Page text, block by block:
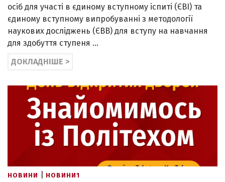
осіб для участі в єдиному вступному іспиті (ЄВІ) та
єдиному вступному випробуванні з методології
наукових досліджень (ЄВВ) для вступу на навчання
для здобуття ступеня …
ДОКЛАДНІШЕ >
НОВИНИ НОВИНИ1